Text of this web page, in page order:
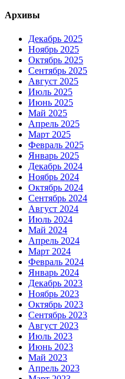
Архивы
Декабрь 2025
Ноябрь 2025
Октябрь 2025
Сентябрь 2025
Август 2025
Июль 2025
Июнь 2025
Май 2025
Апрель 2025
Март 2025
Февраль 2025
Январь 2025
Декабрь 2024
Ноябрь 2024
Октябрь 2024
Сентябрь 2024
Август 2024
Июль 2024
Май 2024
Апрель 2024
Март 2024
Февраль 2024
Январь 2024
Декабрь 2023
Ноябрь 2023
Октябрь 2023
Сентябрь 2023
Август 2023
Июль 2023
Июнь 2023
Май 2023
Апрель 2023